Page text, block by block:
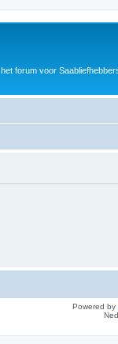
het forum voor
Powered by